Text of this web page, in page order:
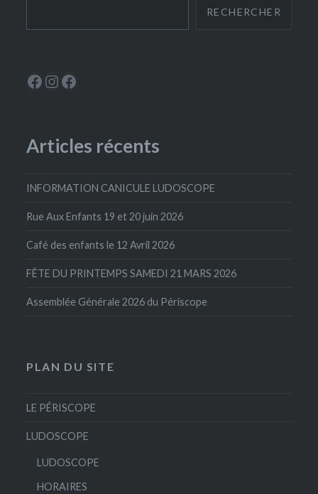
RECHERCHER
Le Périscope
Instagram
La Ludoscope
Articles récents
INFORMATION CANICULE LUDOSCOPE
Rue Aux Enfants 19 et 20 juin 2026
Café des enfants le 12 Avril 2026
FÊTE DU PRINTEMPS SAMEDI 21 MARS 2026
Assemblée Générale 2026 du Périscope
PLAN DU SITE
LE PÉRISCOPE
LUDOSCOPE
LUDOSCOPE
HORAIRES